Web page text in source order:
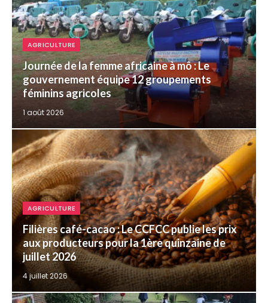
AGRICULTURE
Journée de la femme africaine à mô : Le
gouvernement équipe 12 groupements
féminins agricoles
1 août 2026
AGRICULTURE
Filières café-cacao : Le CCFCC publie les prix
aux producteurs pour la 1ère quinzaine de
juillet 2026
4 juillet 2026